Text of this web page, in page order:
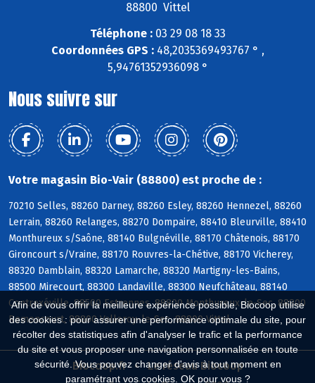
Afin de vous offrir la meilleure expérience possible, Biocoop utilise
des cookies : pour assurer une performance optimale du site, pour
récolter des statistiques afin d'analyser le trafic et la performance
du site et vous proposer une navigation personnalisée en toute
sécurité. Vous pouvez changer d'avis à tout moment en
paramétrant vos cookies. OK pour vous ?
88800 Vittel
Téléphone :03 29 08 18 33
Coordonnées GPS :48,2035369493767 ° ,
5,94761352936098 °
Nous suivre sur
Votre magasin Bio-Vair (88800) est proche de :
70210 Selles, 88260 Darney, 88260 Esley, 88260 Hennezel, 88260
Lerrain, 88260 Relanges, 88270 Dompaire, 88410 Bleurville, 88410
Monthureux s/Saône, 88140 Bulgnéville, 88170 Châtenois, 88170
Gironcourt s/Vraine, 88170 Rouvres-la-Chétive, 88170 Vicherey,
88320 Damblain, 88320 Lamarche, 88320 Martigny-les-Bains,
88500 Mirecourt, 88300 Landaville, 88300 Neufchâteau, 88140
Contrexéville, 88500 Estrennes, 88800 Monthureux-le-Sec, 88800
Remoncourt, 88800 Valleroy-le-Sec, 88800 Vittel
Biocoop.fr
Le réseau Biocoop